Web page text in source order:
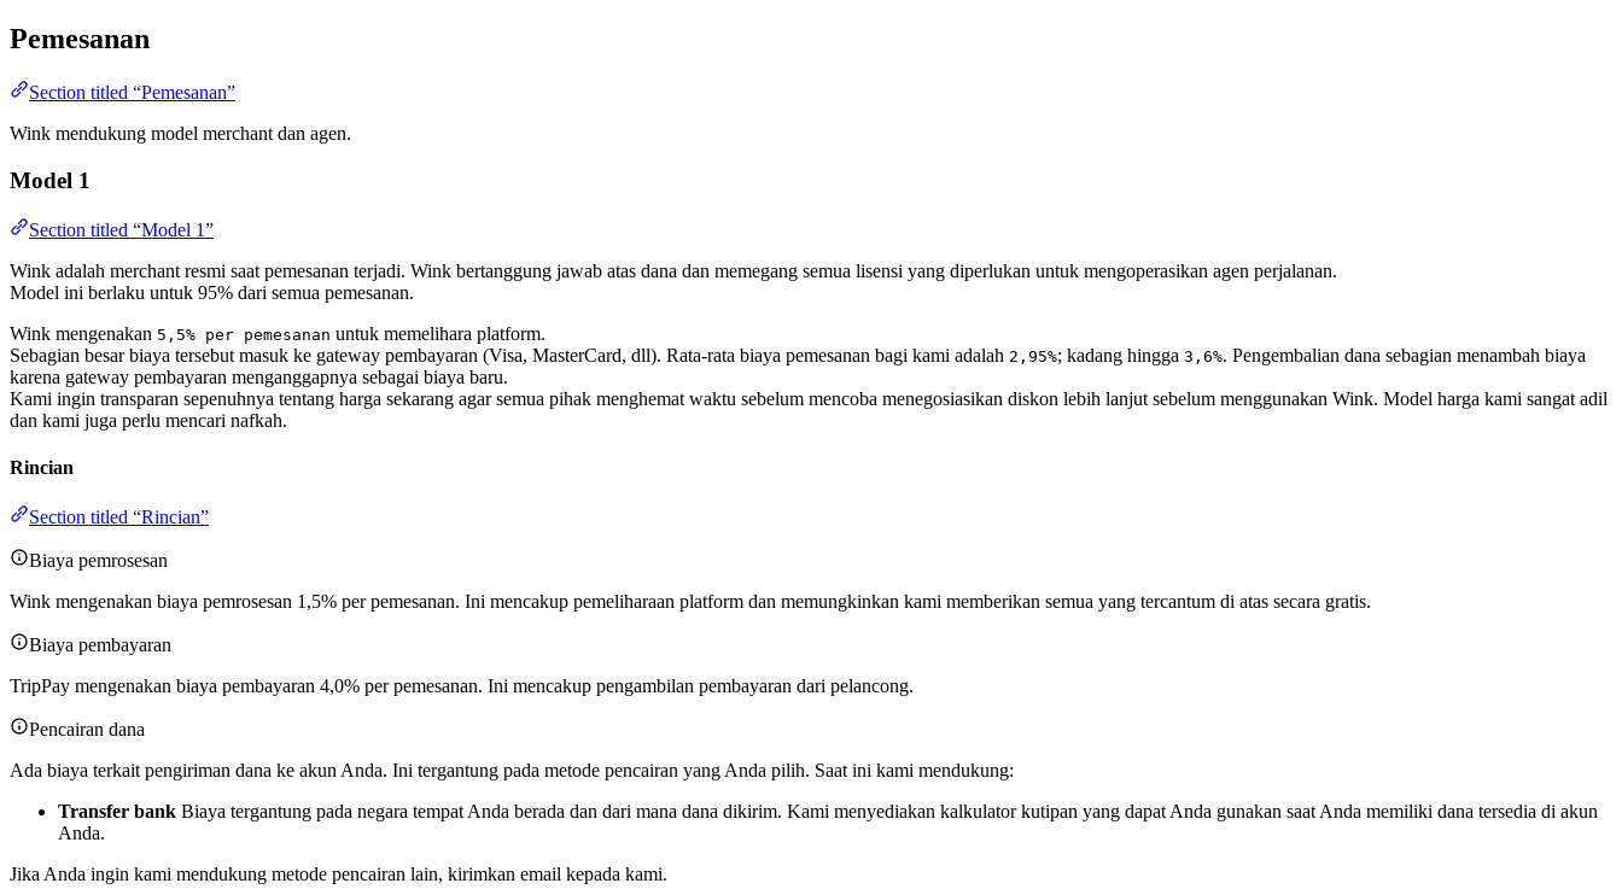
Pemesanan
Section titled “Pemesanan”
Wink mendukung model merchant dan agen.
Model 1
Section titled “Model 1”
Wink adalah merchant resmi saat pemesanan terjadi. Wink bertanggung jawab atas dana dan memegang semua lisensi yang diperlukan untuk mengoperasikan agen perjalanan.
Model ini berlaku untuk 95% dari semua pemesanan.
Wink mengenakan 5,5% per pemesanan untuk memelihara platform.
Sebagian besar biaya tersebut masuk ke gateway pembayaran (Visa, MasterCard, dll). Rata-rata biaya pemesanan bagi kami adalah 2,95%; kadang hingga 3,6%. Pengembalian dana sebagian menambah biaya
karena gateway pembayaran menganggapnya sebagai biaya baru.
Kami ingin transparan sepenuhnya tentang harga sekarang agar semua pihak menghemat waktu sebelum mencoba menegosiasikan diskon lebih lanjut sebelum menggunakan Wink. Model harga kami sangat adil
dan kami juga perlu mencari nafkah.
Rincian
Section titled “Rincian”
Biaya pemrosesan
Wink mengenakan biaya pemrosesan 1,5% per pemesanan. Ini mencakup pemeliharaan platform dan memungkinkan kami memberikan semua yang tercantum di atas secara gratis.
Biaya pembayaran
TripPay mengenakan biaya pembayaran 4,0% per pemesanan. Ini mencakup pengambilan pembayaran dari pelancong.
Pencairan dana
Ada biaya terkait pengiriman dana ke akun Anda. Ini tergantung pada metode pencairan yang Anda pilih. Saat ini kami mendukung:
Transfer bank Biaya tergantung pada negara tempat Anda berada dan dari mana dana dikirim. Kami menyediakan kalkulator kutipan yang dapat Anda gunakan saat Anda memiliki dana tersedia di akun
Anda.
Jika Anda ingin kami mendukung metode pencairan lain, kirimkan email kepada kami.